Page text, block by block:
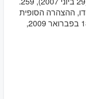
ההצהרה הסופית
של האסיפה הכללית העשרים ואחת, 18 בפברואר 2009,